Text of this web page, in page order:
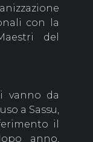
con la
del
vanno da
a Sassu,
il
anno,